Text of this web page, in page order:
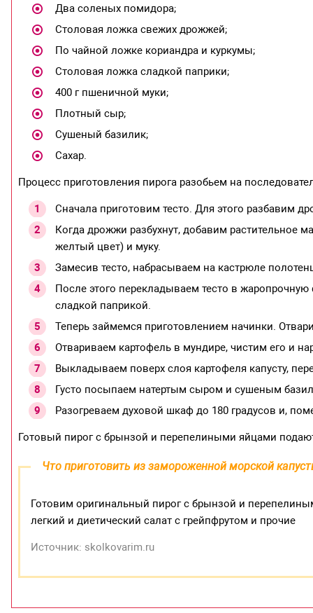
Два соленых помидора;
Столовая ложка свежих дрожжей;
По чайной ложке кориандра и куркумы;
Столовая ложка сладкой паприки;
400 г пшеничной муки;
Плотный сыр;
Сушеный базилик;
Сахар.
Процесс приготовления пирога разобьем на
Сначала приготовим тесто. Для этого разбавим
Когда дрожжи разбухнут, добавим растительное
желтый цвет) и муку.
Замесив тесто, набрасываем на кастрюле
После этого перекладываем тесто в
сладкой паприкой.
Теперь займемся приготовлением начинки.
Отвариваем картофель в мундире, чистим его и
Выкладываем поверх слоя картофеля капусту,
Густо посыпаем натертым сыром и сушеным
Разогреваем духовой шкаф до 180 градусов и,
Готовый пирог с брынзой и перепелиными яйцами
Что приготовить из замороженной морской
Готовим оригинальный пирог с брынзой и
легкий и диетический салат с грейпфрутом и прочие
Источник: skolkovarim.ru